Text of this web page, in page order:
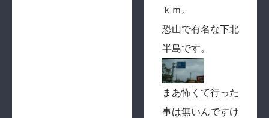
ｋｍ。
恐山で有名な下北
半島です。
まあ怖くて行った
事は無いんですけ